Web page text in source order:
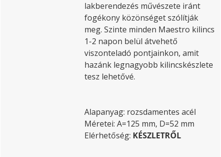
lakberendezés művészete iránt
fogékony közönséget szólítják
meg. Szinte minden Maestro kilincs
1-2 napon belül átvehető
viszonteladó pontjainkon, amit
hazánk legnagyobb kilincskészlete
tesz lehetővé.
Alapanyag: rozsdamentes acél
Méretei: A=125 mm, D=52 mm
Elérhetőség: KÉSZLETRŐL